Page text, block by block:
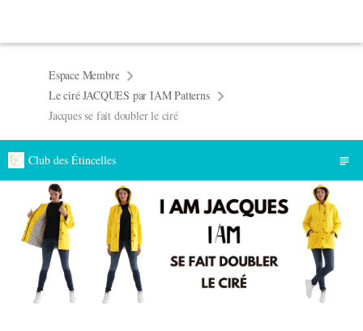
Espace Membre
Le ciré JACQUES par IAM Patterns
Jacques se fait doubler le ciré
Club des Étincelles